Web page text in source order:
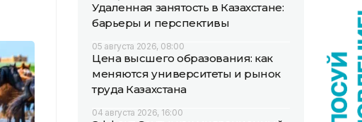
Удаленная занятость в Казахстане:
барьеры и перспективы
05 августа 2026, 08:00
Цена высшего образования: как
меняются университеты и рынок
труда Казахстана
04 августа 2026, 16:00